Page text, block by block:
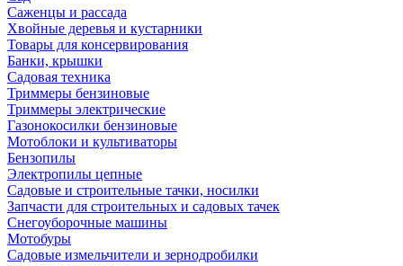
Саженцы и рассада
Хвойные деревья и кустарники
Товары для консервирования
Банки, крышки
Садовая техника
Триммеры бензиновые
Триммеры электрические
Газонокосилки бензиновые
Мотоблоки и культиваторы
Бензопилы
Электропилы цепные
Садовые и строительные тачки, носилки
Запчасти для строительных и садовых тачек
Снегоуборочные машины
Мотобуры
Садовые измельчители и зернодробилки